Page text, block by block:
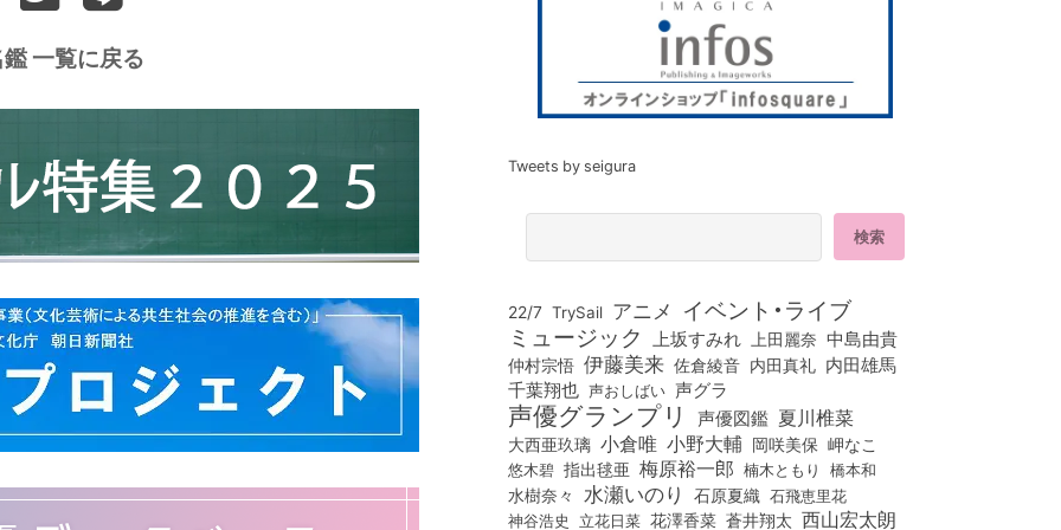
一覧に戻る
Tweets by seigura
22/7 TrySail アニメ イベント・ライブ
ミュージック 上坂すみれ 上田麗奈 中島由貴
仲村宗悟 伊藤美来 佐倉綾音 内田真礼 内田雄馬
千葉翔也 声おしばい 声グラ
声優グランプリ 声優図鑑 夏川椎菜
大西亜玖璃 小倉唯 小野大輔 岡咲美保 岬なこ
悠木碧 指出毬亜 梅原裕一郎 楠木ともり 橋本和
水樹奈々 水瀬いのり 石原夏織 石飛恵里花
神谷浩史 立花日菜 花澤香菜 蒼井翔太 西山宏太朗